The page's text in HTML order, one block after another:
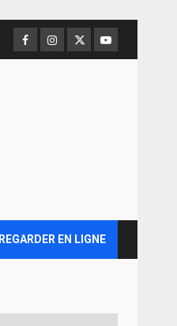
Facebook
Instagram
TwitterYoutube
REGARDER EN LIGNE